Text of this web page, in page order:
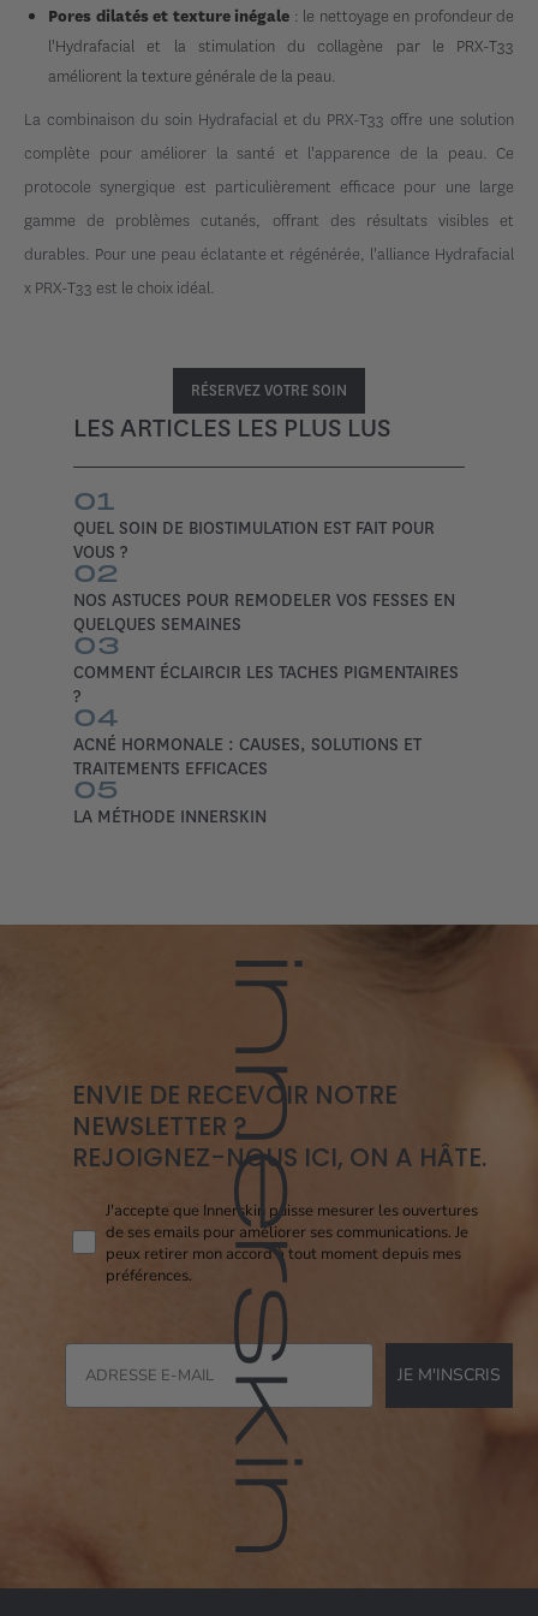
Pores dilatés et texture inégale : le nettoyage en profondeur de
l'Hydrafacial et la stimulation du collagène par le PRX-T33
améliorent la texture générale de la peau.
La combinaison du soin Hydrafacial et du PRX-T33 offre une solution
complète pour améliorer la santé et l'apparence de la peau. Ce
protocole synergique est particulièrement efficace pour une large
gamme de problèmes cutanés, offrant des résultats visibles et
durables. Pour une peau éclatante et régénérée, l'alliance Hydrafacial
x PRX-T33 est le choix idéal.
RÉSERVEZ VOTRE SOIN
LES ARTICLES LES PLUS LUS
01
QUEL SOIN DE BIOSTIMULATION EST FAIT POUR
VOUS ?
02
NOS ASTUCES POUR REMODELER VOS FESSES EN
QUELQUES SEMAINES
03
COMMENT ÉCLAIRCIR LES TACHES PIGMENTAIRES
?
04
ACNÉ HORMONALE : CAUSES, SOLUTIONS ET
TRAITEMENTS EFFICACES
05
LA MÉTHODE INNERSKIN
ENVIE DE RECEVOIR NOTRE
NEWSLETTER ?
REJOIGNEZ-NOUS ICI, ON A HÂTE.
Consent pixel openi
J'accepte que Innerskin puisse mesurer les ouvertures
de ses emails pour améliorer ses communications. Je
peux retirer mon accord à tout moment depuis mes
préférences.
JE M'INSCRIS